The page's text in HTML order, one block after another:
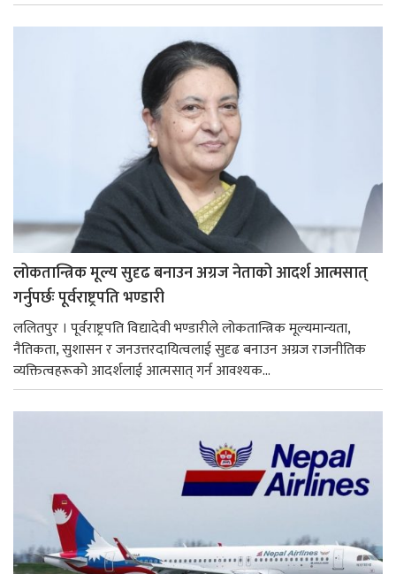
लोकतान्त्रिक मूल्य सुदृढ बनाउन अग्रज नेताको आदर्श आत्मसात्
गर्नुपर्छः पूर्वराष्ट्रपति भण्डारी
ललितपुर । पूर्वराष्ट्रपति विद्यादेवी भण्डारीले लोकतान्त्रिक मूल्यमान्यता,
नैतिकता, सुशासन र जनउत्तरदायित्वलाई सुदृढ बनाउन अग्रज राजनीतिक
व्यक्तित्वहरूको आदर्शलाई आत्मसात् गर्न आवश्यक...